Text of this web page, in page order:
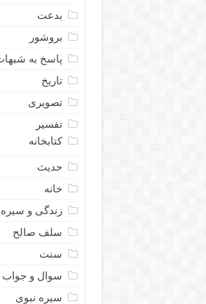
بدعت
بروشور
پاسخ به
تاریخ
تصویری
تفسیر
کتابخانه
حدیث
خانه
زندگی و سیره
سلف صالح
سنت
سوال و جواب
سیره نبوى